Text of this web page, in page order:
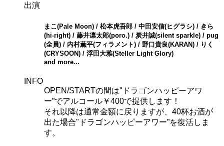
出演
まこ(Pale Moon) / 松本虎吾郎 / 中田安信(ヒグラシ) / きら
(hi-right) / 藤井凛太郎(poro.) / 炭井誠(silent sparkle) / pug
(全員) / 内村薫平(フィラメント) / 野口貴良(KARAN) / りく
(CRYSOON) / 浮田大雅(Steller Light Glory)
and more...
INFO
OPEN/STARTの間は"ドラゴンハッピーアワ
ー”でアルコール￥400で提供します！
それ以降は通常金額に戻りますが、40杯お酒が
出た場合"ドラゴンハッピーアワー”を復活しま
す。